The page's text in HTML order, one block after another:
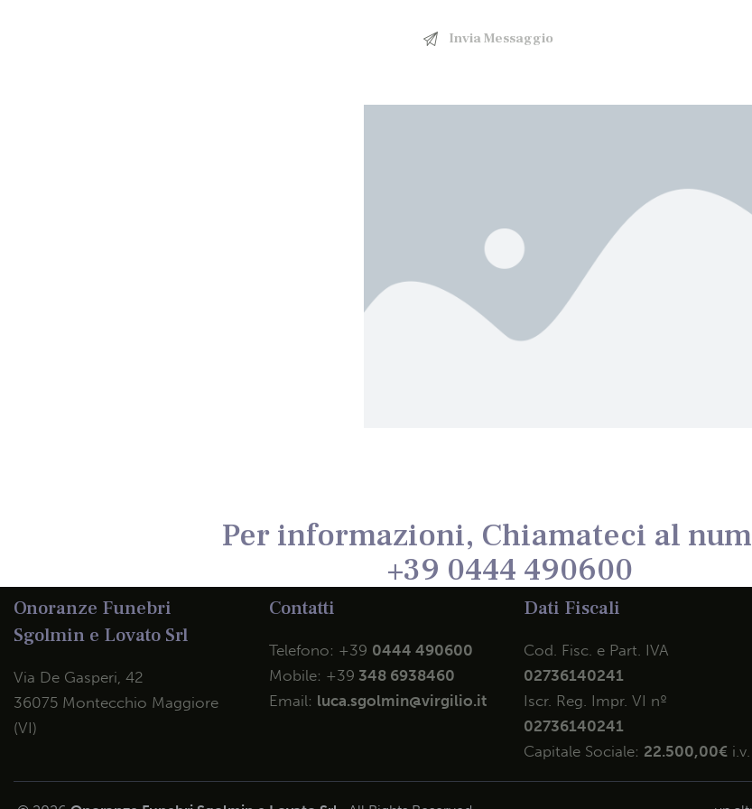
Per informazioni, Chiamateci al
+39 0444 490600
Onoranze Funebri
Sgolmin e Lovato Srl
Via De Gasperi, 42
36075 Montecchio Maggiore
(VI)
Contatti
Telefono: +39 0444 490600
Mobile: +39 348 6938460
Email: luca.sgolmin@virgilio.it
Dati Fiscali
Cod. Fisc. e Part. IVA
02736140241
Iscr. Reg. Impr. VI nº
02736140241
Capitale Sociale: 22.500,00€ i.v.